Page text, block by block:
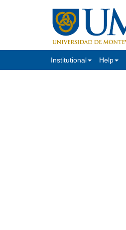
Institutional Help